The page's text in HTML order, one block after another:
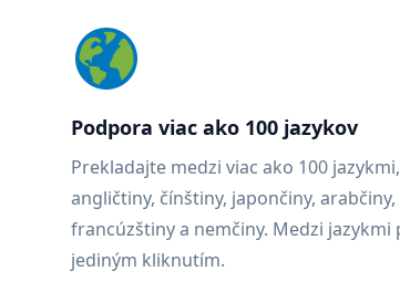
Podpora viac ako 100 jazykov
Prekladajte medzi viac ako 100
angličtiny, čínštiny, japončiny, arabčiny,
francúzštiny a nemčiny. Medzi jazykmi
jediným kliknutím.